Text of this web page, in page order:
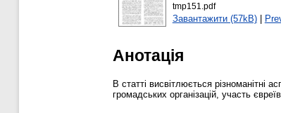
tmp151.pdf
Завантажити (57kB)|
Анотація
В статті висвітлюється різноманітні
громадських організацій, участь